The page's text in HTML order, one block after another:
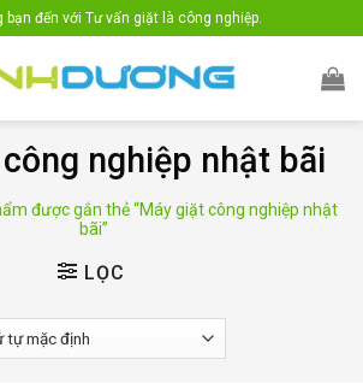
bạn đến với Tư vấn giặt là công nghiệp.
nghiệp nhật bãi
được gắn thẻ “Máy giặt công nghiệp nhật
bãi”
LỌC